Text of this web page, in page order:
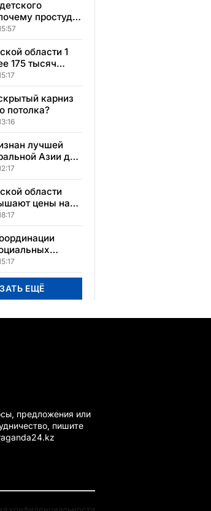
простуды
иначе и как
области 1
175 тысяч
учебный
карниз
потолка?
лучшей
Азии для
области
цены на
место
ЕЩЁ
предложения или
пишите